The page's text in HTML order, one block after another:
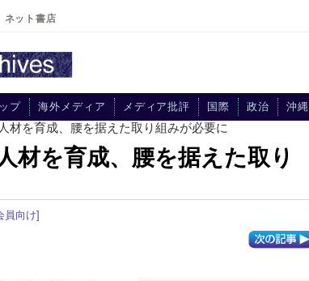
ネット書店
プ 海外メディア メディア批評 国際 政治 沖縄
材を育成、腰を据えた取り組みが必要に
材を育成、腰を据えた取り
員向け]